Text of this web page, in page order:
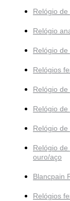
Relógio
Relógio
Relógio
Relógios
Relógio
Relógio
Relógio
Relógio
ouro/aço
Blancpain
Relógios